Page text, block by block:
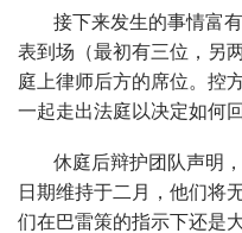
接下来发生的事情富
表到场（最初有三位，另
庭上律师后方的席位。控
一起走出法庭以决定如何
休庭后辩护团队声明
日期维持于二月，他们将
们在巴雷策的指示下还是